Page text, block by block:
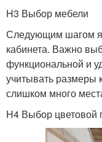
H3 Выбор мебели
Следующим шагом
кабинета. Важно
функциональной и
учитывать размеры
слишком много
H4 Выбор цветовой